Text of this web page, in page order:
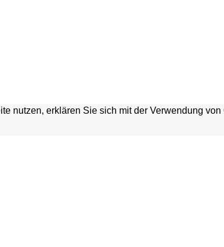
nutzen, erklären Sie sich mit der Verwendung von